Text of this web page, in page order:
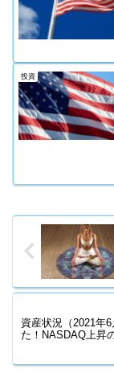
投資
資産状況（2021年
た！NASDAQ上昇